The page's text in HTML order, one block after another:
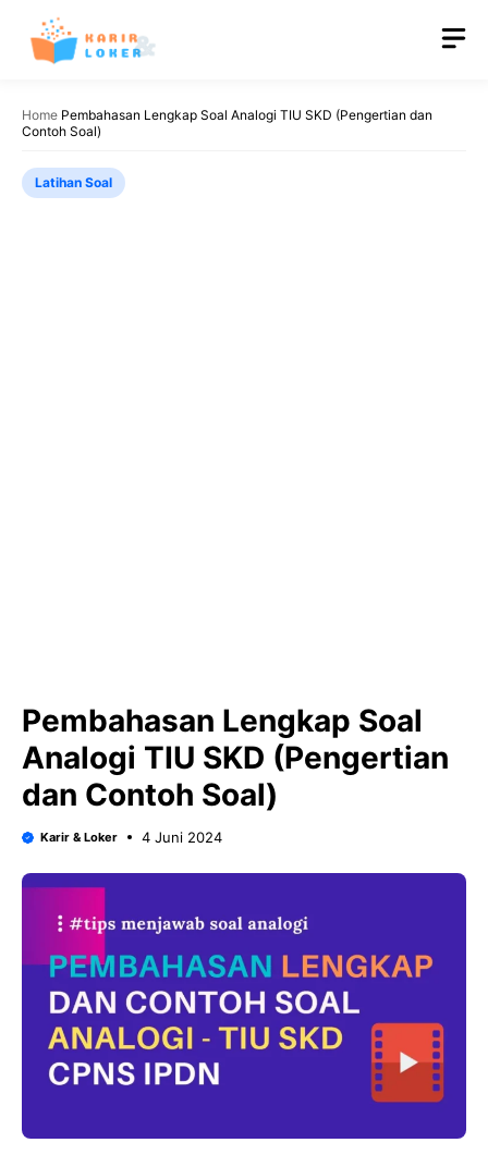
Langsung
Home Pembahasan Lengkap Soal Analogi TIU SKD (Pengertian dan
Contoh Soal)
Latihan Soal
Pembahasan Lengkap Soal
Analogi TIU SKD (Pengertian
dan Contoh Soal)
Karir & Loker 4 Juni 2024